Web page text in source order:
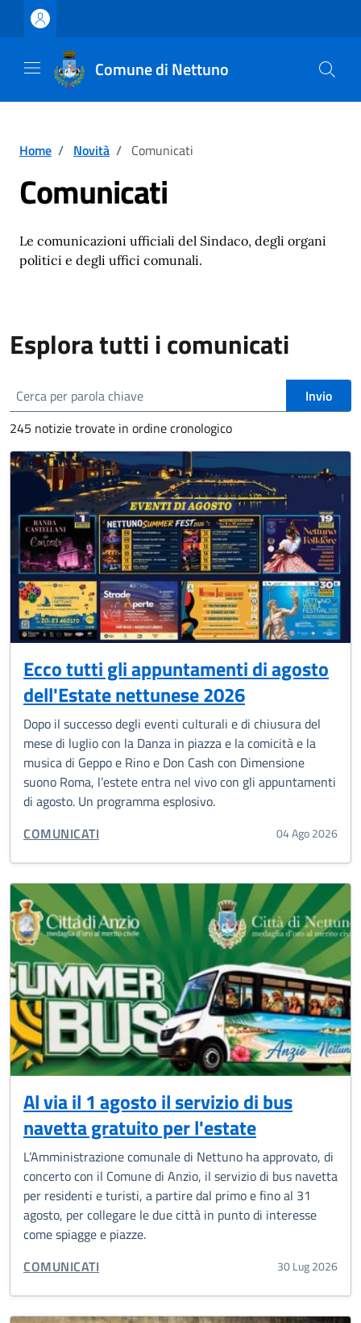
Vai ai contenuti
Vai al footer
Comune di Nettuno
Home / Novità / Comunicati
Comunicati
Le comunicazioni ufficiali del Sindaco, degli organi
politici e degli uffici comunali.
Esplora tutti i comunicati
cerca
Invio
245 notizie trovate in ordine cronologico
Ecco tutti gli appuntamenti di agosto
dell'Estate nettunese 2026
Dopo il successo degli eventi culturali e di chiusura del
mese di luglio con la Danza in piazza e la comicità e la
musica di Geppo e Rino e Don Cash con Dimensione
suono Roma, l’estete entra nel vivo con gli appuntamenti
di agosto. Un programma esplosivo.
CATEGORIA CORRELATA:
COMUNICATI 04 Ago 2026
Al via il 1 agosto il servizio di bus
navetta gratuito per l'estate
L’Amministrazione comunale di Nettuno ha approvato, di
concerto con il Comune di Anzio, il servizio di bus navetta
per residenti e turisti, a partire dal primo e fino al 31
agosto, per collegare le due città in punto di interesse
come spiagge e piazze.
CATEGORIA CORRELATA:
COMUNICATI 30 Lug 2026